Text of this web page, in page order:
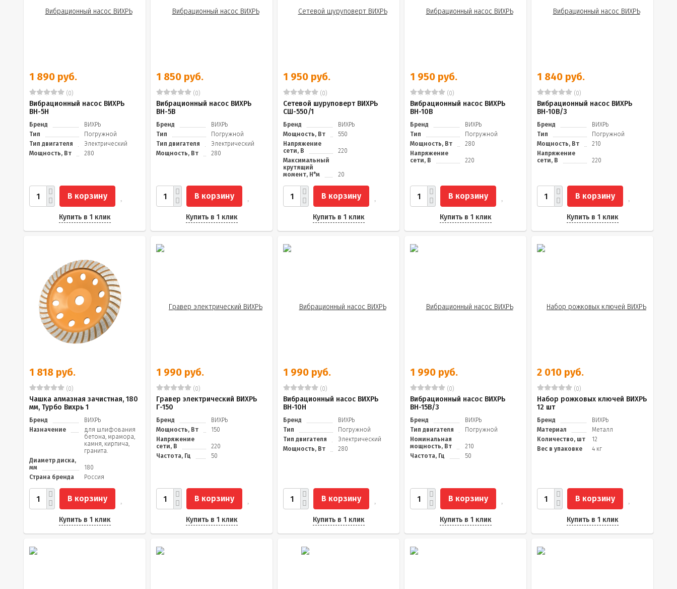
1 890 руб.
(0)
Вибрационный насос ВИХРЬ
ВН-5Н
Бренд
ВИХРЬ
Тип
Погружной
Тип двигателя
Электрический
Мощность, Вт
280
В корзину
Купить в 1 клик
1 850 руб.
(0)
Вибрационный насос ВИХРЬ
ВН-5В
Бренд
ВИХРЬ
Тип
Погружной
Тип двигателя
Электрический
Мощность, Вт
280
В корзину
Купить в 1 клик
1 950 руб.
(0)
Сетевой шуруповерт ВИХРЬ
СШ-550/1
Бренд
ВИХРЬ
Мощность, Вт
550
Напряжение
сети, В
220
Максимальный
крутящий
момент, Н*м
20
В корзину
Купить в 1 клик
1 950 руб.
(0)
Вибрационный насос ВИХРЬ
ВН-10В
Бренд
ВИХРЬ
Тип
Погружной
Мощность, Вт
280
Напряжение
сети, В
220
В корзину
Купить в 1 клик
1 840 руб.
(0)
Вибрационный насос ВИХРЬ
ВН-10В/3
Бренд
ВИХРЬ
Тип
Погружной
Мощность, Вт
210
Напряжение
сети, В
220
В корзину
Купить в 1 клик
1 818 руб.
(0)
Чашка алмазная зачистная, 180
мм, Турбо Вихрь 1
Бренд
ВИХРЬ
Назначение
для шлифования
бетона, мрамора,
камня, кирпича,
гранита.
Диаметр диска,
мм
180
Страна бренда
Россия
В корзину
Купить в 1 клик
1 990 руб.
(0)
Гравер электрический ВИХРЬ
Г-150
Бренд
ВИХРЬ
Мощность, Вт
150
Напряжение
сети, В
220
Частота, Гц
50
В корзину
Купить в 1 клик
1 990 руб.
(0)
Вибрационный насос ВИХРЬ
ВН-10Н
Бренд
ВИХРЬ
Тип
Погружной
Тип двигателя
Электрический
Мощность, Вт
280
В корзину
Купить в 1 клик
1 990 руб.
(0)
Вибрационный насос ВИХРЬ
ВН-15В/3
Бренд
ВИХРЬ
Тип двигателя
Погружной
Номинальная
мощность, Вт
210
Частота, Гц
50
В корзину
Купить в 1 клик
2 010 руб.
(0)
Набор рожковых ключей ВИХРЬ
12 шт
Бренд
ВИХРЬ
Материал
Металл
Количество, шт
12
Вес в упаковке
4 кг
В корзину
Купить в 1 клик